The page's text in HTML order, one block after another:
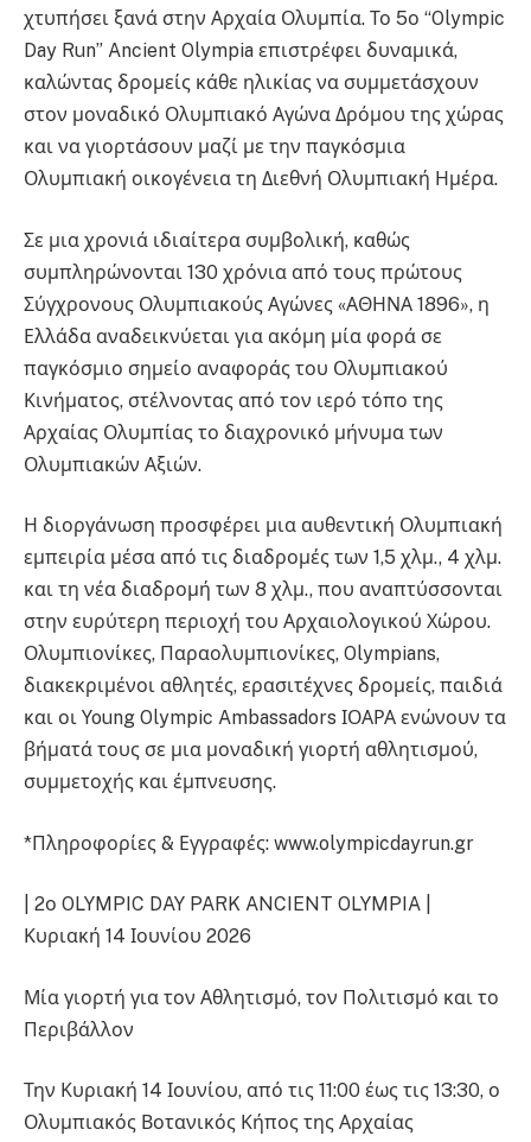
χτυπήσει ξανά στην Αρχαία Ολυμπία. Το 5ο “Olympic
Day Run” Ancient Olympia επιστρέφει δυναμικά,
καλώντας δρομείς κάθε ηλικίας να συμμετάσχουν
στον μοναδικό Ολυμπιακό Αγώνα Δρόμου της χώρας
και να γιορτάσουν μαζί με την παγκόσμια
Ολυμπιακή οικογένεια τη Διεθνή Ολυμπιακή Ημέρα.
Σε μια χρονιά ιδιαίτερα συμβολική, καθώς
συμπληρώνονται 130 χρόνια από τους πρώτους
Σύγχρονους Ολυμπιακούς Αγώνες «ΑΘΗΝΑ 1896», η
Ελλάδα αναδεικνύεται για ακόμη μία φορά σε
παγκόσμιο σημείο αναφοράς του Ολυμπιακού
Κινήματος, στέλνοντας από τον ιερό τόπο της
Αρχαίας Ολυμπίας το διαχρονικό μήνυμα των
Ολυμπιακών Αξιών.
Η διοργάνωση προσφέρει μια αυθεντική Ολυμπιακή
εμπειρία μέσα από τις διαδρομές των 1,5 χλμ., 4 χλμ.
και τη νέα διαδρομή των 8 χλμ., που αναπτύσσονται
στην ευρύτερη περιοχή του Αρχαιολογικού Χώρου.
Ολυμπιονίκες, Παραολυμπιονίκες, Olympians,
διακεκριμένοι αθλητές, ερασιτέχνες δρομείς, παιδιά
και οι Young Olympic Ambassadors ΙΟΑΡΑ ενώνουν τα
βήματά τους σε μια μοναδική γιορτή αθλητισμού,
συμμετοχής και έμπνευσης.
*Πληροφορίες & Εγγραφές: www.olympicdayrun.gr
| 2ο OLYMPIC DAY PARK ANCIENT OLYMPIA |
Κυριακή 14 Ιουνίου 2026
Μία γιορτή για τον Αθλητισμό, τον Πολιτισμό και το
Περιβάλλον
Την Κυριακή 14 Ιουνίου, από τις 11:00 έως τις 13:30, ο
Ολυμπιακός Βοτανικός Κήπος της Αρχαίας